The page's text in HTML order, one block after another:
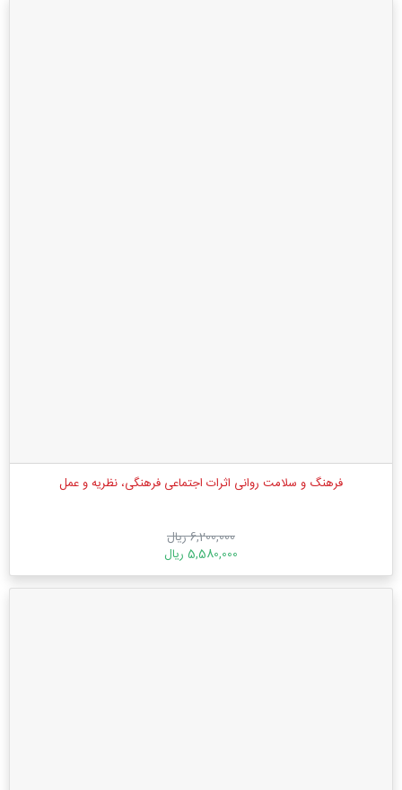
فرهنگ و سلامت روانی اثرات اجتماعی فرهنگی، نظریه و عمل
6,200,000 ریال
5,580,000 ریال